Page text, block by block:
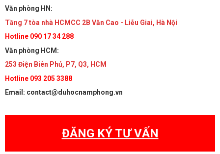
Văn phòng HN:
Tầng 7 tòa nhà HCMCC 2B Văn Cao - Liễu Giai, Hà Nội
Hotline 090 17 34 288
Văn phòng HCM:
253 Điện Biên Phủ, P7, Q3, HCM
Hotline 093 205 3388
Email: contact@duhocnamphong.vn
ĐĂNG KÝ TƯ VẤN